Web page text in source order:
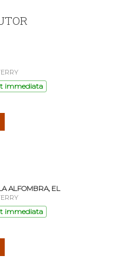
immediata
ALFOMBRA, EL
immediata